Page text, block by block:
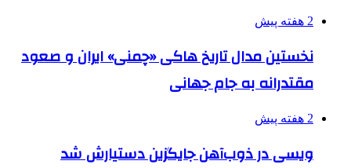
2 هفته پیش
نخستین مدال تاریخ هاکی «چمنی» ایران و صعود
مقتدرانه به جام جهانی
2 هفته پیش
ویسی در ذوب‌آهن جایگزین دستیارش شد